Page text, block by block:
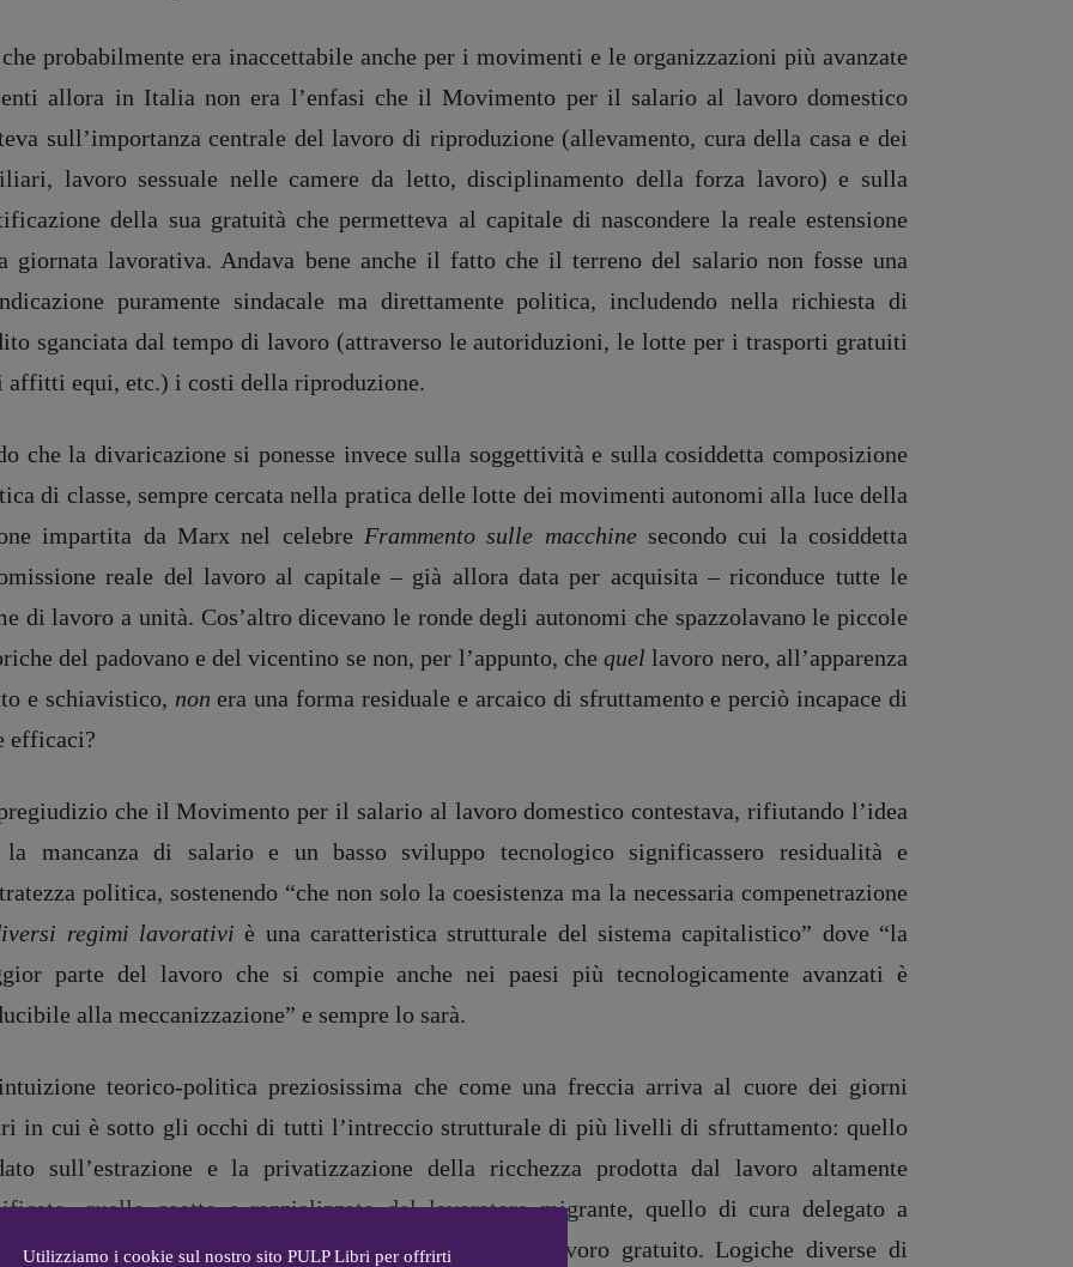
40
2022
Antonella Marrone
Walter Catalano,Giuseppe
Costigliola
Anna da Re
Valentina Marcoli Elisabetta
Michielin Nicole Spallina
,
Roberto Sturm
recensioni:
probabilmente era inaccettabile anche per i movimenti e le organizzazioni più avanzate
allora in Italia non era l’enfasi che il Movimento per il salario al lavoro domestico
sull’importanza centrale del lavoro di riproduzione (allevamento, cura della casa e dei
lavoro sessuale nelle camere da letto, disciplinamento della forza lavoro) e sulla
della sua gratuità che permetteva al capitale di nascondere la reale estensione
giornata lavorativa. Andava bene anche il fatto che il terreno del salario non fosse una
puramente sindacale ma direttamente politica, includendo nella richiesta di
sganciata dal tempo di lavoro (attraverso le autoriduzioni, le lotte per i trasporti gratuiti
affitti equi, etc.) i costi della riproduzione.
che la divaricazione si ponesse invece sulla soggettività e sulla cosiddetta composizione
di classe, sempre cercata nella pratica delle lotte dei movimenti autonomi alla luce della
impartita da Marx nel celebre Frammento sulle macchinesecondo cui la cosiddetta
reale del lavoro al capitale – già allora data per acquisita – riconduce tutte le
di lavoro a unità. Cos’altro dicevano le ronde degli autonomi che spazzolavano le piccole
del padovano e del vicentino se non, per l’appunto, chequellavoro nero, all’apparenza
e schiavistico, non era una forma residuale e arcaico di sfruttamento e perciò incapace di
efficaci?
che il Movimento per il salario al lavoro domestico contestava, rifiutando l’idea
la mancanza di salario e un basso sviluppo tecnologico significassero residualità e
politica, sostenendo “che non solo la coesistenza ma la necessaria compenetrazione
regimi lavorativi è una caratteristica strutturale del sistema capitalistico” dove “la
parte del lavoro che si compie anche nei paesi più tecnologicamente avanzati è
alla meccanizzazione” e sempre lo sarà.
teorico-politica preziosissima che come una freccia arriva al cuore dei giorni
in cui è sotto gli occhi di tutti l’intreccio strutturale di più livelli di sfruttamento: quello
sull’estrazione e la privatizzazione della ricchezza prodotta dal lavoro altamente
quello coatto e razzializzato del lavoratore migrante, quello di cura delegato a
e domestiche, finanche quello che fa perno sul lavoro gratuito. Logiche diverse di
Utilizziamo i cookie sul nostro sito PULP Libri per offrirti